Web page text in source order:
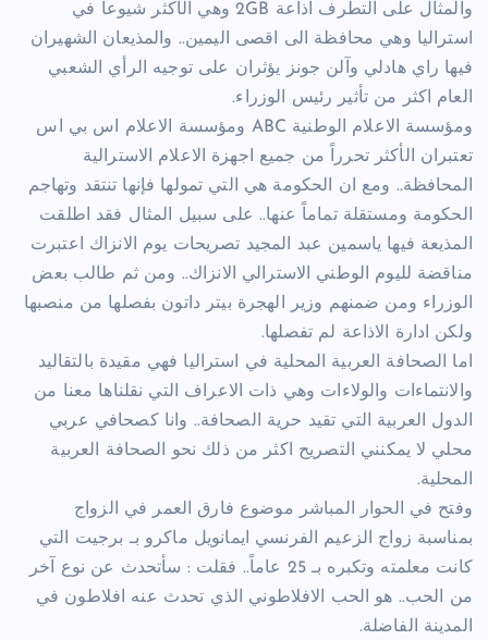
والمثال على التطرف اذاعة 2GB وهي الأكثر شيوعاً في
استراليا وهي محافظة الى اقصى اليمين.. والمذيعان الشهيران
فيها راي هادلي وآلن جونز يؤثران على توجيه الرأي الشعبي
العام اكثر من تأثير رئيس الوزراء.
ومؤسسة الاعلام الوطنية ABC ومؤسسة الاعلام اس بي اس
تعتبران الأكثر تحرراً من جميع اجهزة الاعلام الاسترالية
المحافظة.. ومع ان الحكومة هي التي تمولها فإنها تنتقد وتهاجم
الحكومة ومستقلة تماماً عنها.. على سبيل المثال فقد اطلقت
المذيعة فيها ياسمين عبد المجيد تصريحات يوم الانزاك اعتبرت
مناقضة لليوم الوطني الاسترالي الانزاك.. ومن ثم طالب بعض
الوزراء ومن ضمنهم وزير الهجرة بيتر داتون بفصلها من منصبها
ولكن ادارة الاذاعة لم تفصلها.
اما الصحافة العربية المحلية في استراليا فهي مقيدة بالتقاليد
والانتماءات والولاءات وهي ذات الاعراف التي نقلناها معنا من
الدول العربية التي تقيد حرية الصحافة.. وانا كصحافي عربي
محلي لا يمكنني التصريح اكثر من ذلك نحو الصحافة العربية
المحلية.
وفتح في الحوار المباشر موضوع فارق العمر في الزواج
بمناسبة زواج الزعيم الفرنسي ايمانويل ماكرو بـ برجيت التي
كانت معلمته وتكبره بـ 25 عاماً.. فقلت : سأتحدث عن نوع آخر
من الحب.. هو الحب الافلاطوني الذي تحدث عنه افلاطون في
المدينة الفاضلة.